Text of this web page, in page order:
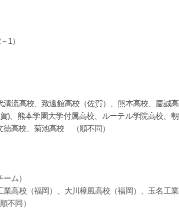
1）
流高校、致遠館高校（佐賀）、熊本高校、慶誠高
)、熊本学園大学付属高校、ルーテル学院高校、朝
徳高校、菊池高校 （順不同）
ム）
高校（福岡）、大川樟風高校（福岡）、玉名工業
不同）